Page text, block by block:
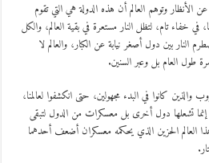
الأنظار وتوهم العالم أن هذه الدولة هي التي تقوم
في خفاء تام، لتظل النار مستعرة في بقية العالم، والكل
النار بين دول أصغر نيابة عن الكبار، والعالم لا
طول العام بل وعبر السنين.
والذين كانوا في البدء مجهولين، حتى انكشفوا لعالمنا،
تشعلها دول أخرى بل معسكرات من الدول لتبقى
العالم الحزين الذي يحكمه معسكران أضعف أحدهما